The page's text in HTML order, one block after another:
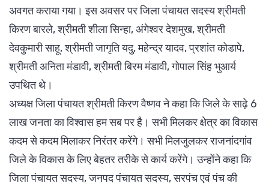
अवगत कराया गया। इस अवसर पर जिला पंचायत सदस्य श्रीमती
किरण बारले, श्रीमती शीला सिन्हा, अंगेश्वर देशमुख, श्रीमती
देवकुमारी साहू, श्रीमती जागृति यदु, महेन्द्र यादव, प्रशांत कोडापे,
श्रीमती अनिता मंडावी, श्रीमती बिरम मंडावी, गोपाल सिंह भुआर्य
उपथित थे।
अध्यक्ष जिला पंचायत श्रीमती किरण वैष्णव ने कहा कि जिले के साढ़े 6
लाख जनता का विश्वास हम सब पर है। सभी मिलकर क्षेत्र का विकास
कदम से कदम मिलाकर निरंतर करेंगे। सभी मिलजुलकर राजनांदगांव
जिले के विकास के लिए बेहतर तरीके से कार्य करेंगे। उन्होंने कहा कि
जिला पंचायत सदस्य, जनपद पंचायत सदस्य, सरपंच एवं पंच की